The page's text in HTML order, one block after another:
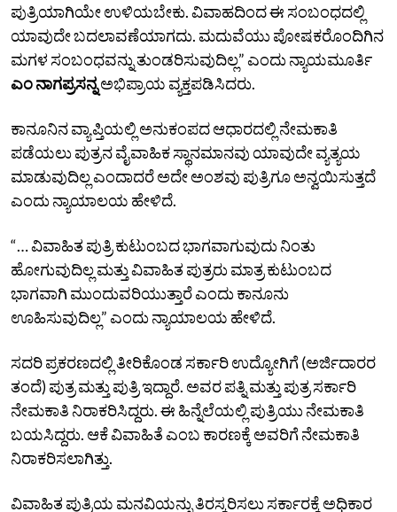
ಪುತ್ರಿಯಾಗಿಯೇ ಉಳಿಯಬೇಕು. ವಿವಾಹದಿಂದ ಈ ಸಂಬಂಧದಲ್ಲಿ
ಯಾವುದೇ ಬದಲಾವಣೆಯಾಗದು. ಮದುವೆಯು ಪೋಷಕರೊಂದಿಗಿನ
ಮಗಳ ಸಂಬಂಧವನ್ನು ತುಂಡರಿಸುವುದಿಲ್ಲ” ಎಂದು ನ್ಯಾಯಮೂರ್ತಿ
ಎಂ ನಾಗಪ್ರಸನ್ನಅಭಿಪ್ರಾಯ ವ್ಯಕ್ತಪಡಿಸಿದರು.
ಕಾನೂನಿನ ವ್ಯಾಪ್ತಿಯಲ್ಲಿ ಅನುಕಂಪದ ಆಧಾರದಲ್ಲಿ ನೇಮಕಾತಿ
ಪಡೆಯಲು ಪುತ್ರನ ವೈವಾಹಿಕ ಸ್ಥಾನಮಾನವು ಯಾವುದೇ ವ್ಯತ್ಯಯ
ಮಾಡುವುದಿಲ್ಲ ಎಂದಾದರೆ ಅದೇ ಅಂಶವು ಪುತ್ರಿಗೂ ಅನ್ವಯಿಸುತ್ತದೆ
ಎಂದು ನ್ಯಾಯಾಲಯ ಹೇಳಿದೆ.
“… ವಿವಾಹಿತ ಪುತ್ರಿ ಕುಟುಂಬದ ಭಾಗವಾಗುವುದು ನಿಂತು
ಹೋಗುವುದಿಲ್ಲ ಮತ್ತು ವಿವಾಹಿತ ಪುತ್ರರು ಮಾತ್ರ ಕುಟುಂಬದ
ಭಾಗವಾಗಿ ಮುಂದುವರಿಯುತ್ತಾರೆ ಎಂದು ಕಾನೂನು
ಊಹಿಸುವುದಿಲ್ಲ” ಎಂದು ನ್ಯಾಯಾಲಯ ಹೇಳಿದೆ.
ಸದರಿ ಪ್ರಕರಣದಲ್ಲಿ ತೀರಿಕೊಂಡ ಸರ್ಕಾರಿ ಉದ್ಯೋಗಿಗೆ (ಅರ್ಜಿದಾರರ
ತಂದೆ) ಪುತ್ರ ಮತ್ತು ಪುತ್ರಿ ಇದ್ದಾರೆ. ಅವರ ಪತ್ನಿ ಮತ್ತು ಪುತ್ರ ಸರ್ಕಾರಿ
ನೇಮಕಾತಿ ನಿರಾಕರಿಸಿದ್ದರು. ಈ ಹಿನ್ನೆಲೆಯಲ್ಲಿ ಪುತ್ರಿಯು ನೇಮಕಾತಿ
ಬಯಸಿದ್ದರು. ಆಕೆ ವಿವಾಹಿತೆ ಎಂಬ ಕಾರಣಕ್ಕೆ ಅವರಿಗೆ ನೇಮಕಾತಿ
ನಿರಾಕರಿಸಲಾಗಿತ್ತು.
ವಿವಾಹಿತ ಪುತ್ರಿಯ ಮನವಿಯನ್ನು ತಿರಸ್ಕರಿಸಲು ಸರ್ಕಾರಕ್ಕೆ ಅಧಿಕಾರ